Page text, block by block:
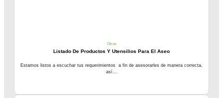
Otros
Listado De Productos Y Utensilios Para El Aseo
Estamos listos a escuchar tus requerimientos a fin de asesorarles de manera correcta,
así...